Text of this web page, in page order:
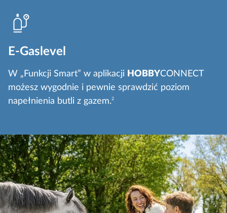
E-Gaslevel
W „Funkcji Smart” w aplikacji HOBBYCONNECT
możesz wygodnie i pewnie sprawdzić poziom
napełnienia butli z gazem.2